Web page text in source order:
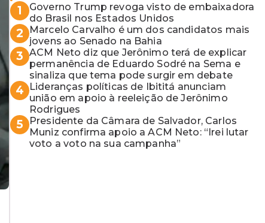
1
Governo Trump revoga visto de embaixadora
do Brasil nos Estados Unidos
2
Marcelo Carvalho é um dos candidatos mais
jovens ao Senado na Bahia
3 ACM Neto diz que Jerônimo terá de explicar
permanência de Eduardo Sodré na Sema e
sinaliza que tema pode surgir em debate
4
Lideranças políticas de Ibititá anunciam
união em apoio à reeleição de Jerônimo
Rodrigues
5
Presidente da Câmara de Salvador, Carlos
Muniz confirma apoio a ACM Neto: “Irei lutar
voto a voto na sua campanha”